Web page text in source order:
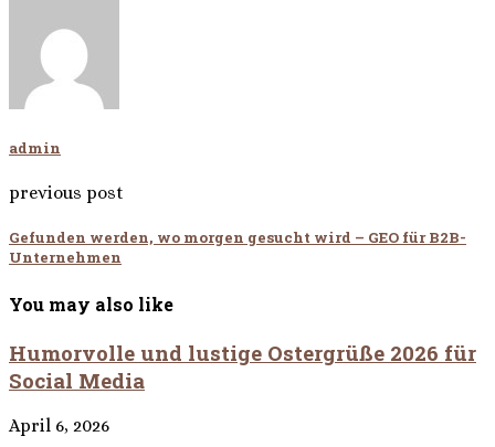
admin
previous post
Gefunden werden, wo morgen gesucht wird – GEO für B2B-
Unternehmen
You may also like
Humorvolle und lustige Ostergrüße 2026 für
Social Media
April 6, 2026